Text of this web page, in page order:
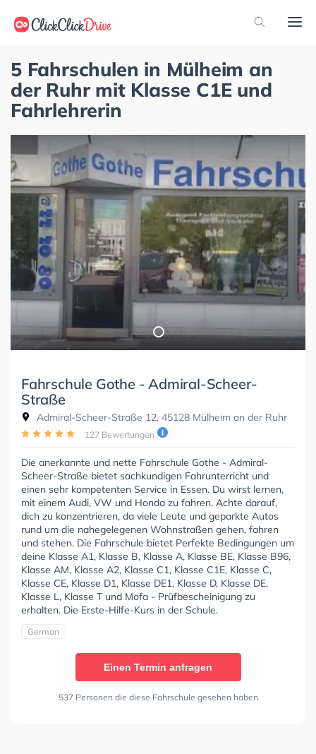
5 Fahrschulen in Mülheim an
der Ruhr mit Klasse C1E und
Fahrlehrerin
Fahrschule Gothe - Admiral-Scheer-
Straße
Admiral-Scheer-Straße 12, 45128 Mülheim an der Ruhr
127 Bewertungen
Die anerkannte und nette Fahrschule Gothe - Admiral-
Scheer-Straße bietet sachkundigen Fahrunterricht und
einen sehr kompetenten Service in Essen. Du wirst lernen,
mit einem Audi, VW und Honda zu fahren. Achte darauf,
dich zu konzentrieren, da viele Leute und geparkte Autos
rund um die nahegelegenen Wohnstraßen gehen, fahren
und stehen. Die Fahrschule bietet Perfekte Bedingungen um
deine Klasse A1, Klasse B, Klasse A, Klasse BE, Klasse B96,
Klasse AM, Klasse A2, Klasse C1, Klasse C1E, Klasse C,
Klasse CE, Klasse D1, Klasse DE1, Klasse D, Klasse DE,
Klasse L, Klasse T und Mofa - Prüfbescheinigung zu
erhalten. Die Erste-Hilfe-Kurs in der Schule.
German
Einen Termin anfragen
537 Personen die diese Fahrschule gesehen haben